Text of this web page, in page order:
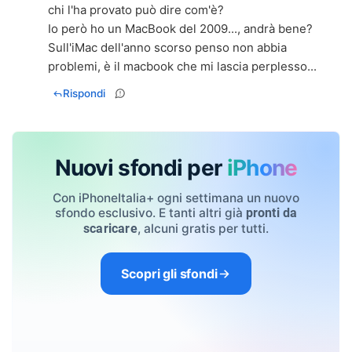
chi l'ha provato può dire com'è?
Io però ho un MacBook del 2009..., andrà bene?
Sull'iMac dell'anno scorso penso non abbia
problemi, è il macbook che mi lascia perplesso...
Rispondi
Nuovi sfondi per iPhone
Con iPhoneItalia+ ogni settimana un nuovo
sfondo esclusivo. E tanti altri già pronti da
scaricare, alcuni gratis per tutti.
Scopri gli sfondi